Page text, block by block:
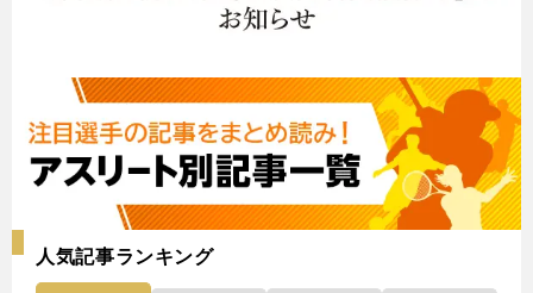
人気記事ランキング